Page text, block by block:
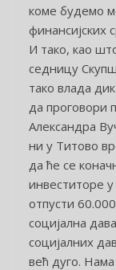
коме будемо
финансијских
И тако, као
седницу
тако влада
да проговори
Александра
ни у Титово
да ће се
инвеститоре
отпусти
социјална
социјалних
већ дуго.